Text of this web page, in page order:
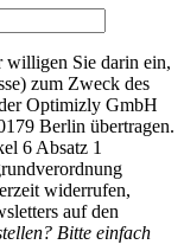
willigen Sie darin ein,
zum Zweck des
Optimizly GmbH
Berlin übertragen.
6 Absatz 1
widerrufen,
auf den
Bitte einfach